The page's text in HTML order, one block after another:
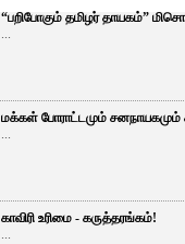
“பறிபோகும் தமிழர் தாயகம்”
...
மக்கள் போராட்டமும் சனநாயகமும்
...
காவிரி உரிமை - கருத்தரங்கம்!
...